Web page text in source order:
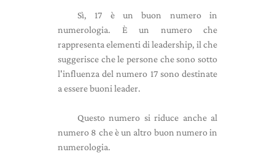
Sì, 17 è un buon numero in
numerologia. È un numero che
rappresenta elementi di leadership, il che
suggerisce che le persone che sono sotto
l'influenza del numero 17 sono destinate
a essere buoni leader.
Questo numero si riduce anche al
numero 8 che è un altro buon numero in
numerologia.